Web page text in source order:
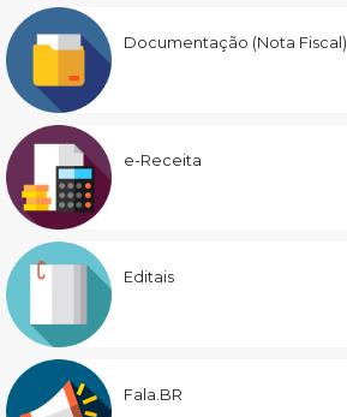
Documentação (Nota Fiscal)
e-Receita
Editais
Fala.BR